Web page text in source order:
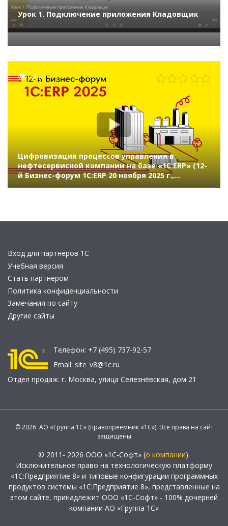
Урок 1. Подключение приложения Кладовщик
105
Цифровизация процессов управления в
нефтесервисной компании на базе «1С:ERP» (12-
й Бизнес-форум 1С:ERP 20 ноября 2025 г.,
Вход для партнеров 1С
Учебная версия
Стать партнером
Политика конфиденциальности
Замечания по сайту
Другие сайты
Телефон: +7 (495) 737-92-57
Email: site_v8@1c.ru
Отдел продаж: г. Москва, улица Селезнёвская, дом 21
© 2026 АО «Группа 1С» (правопреемник «1С»). Все права на сайт
защищены
© 2011- 2026 ООО «1С-Софт» (о компании).
Исключительное право на технологическую платформу
«1С:Предприятие 8» и типовые конфигурации программных
продуктов системы «1С:Предприятие 8», представленные на
этом сайте, принадлежит ООО «1С-Софт» - 100% дочерней
компании АО «Группа 1С»